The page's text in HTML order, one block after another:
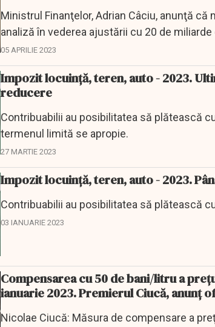
Ministrul Finanţelor, Adrian Câciu, anunţă
analiză în vederea ajustării cu 20 de
05 APRILIE 2023
Impozit locuinţă, teren, auto - 2023.
reducere
Contribuabilii au posibilitatea să plătească
termenul limită se apropie.
27 MARTIE 2023
Impozit locuinţă, teren, auto - 2023.
Contribuabilii au posibilitatea să plătească
03 IANUARIE 2023
Compensarea cu 50 de bani/litru a
ianuarie 2023. Premierul Ciucă, anunţ
Nicolae Ciucă: Măsura de compensare a